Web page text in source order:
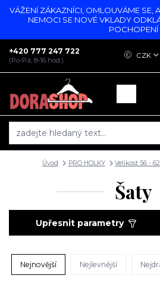
VÁŽENÍ ZÁKAZNÍCI, OMLOUVÁME SE,
NEMOCI SE NOVÉ VKLADY
POCHOPENÍ
CZK
+420 777 247 722
(Po-Pá, 8-16 hod.)
Úvod PRO HOLKY Velikost 56 -
Šaty
Upřesnit parametry
Nejnovější Nejlevnější